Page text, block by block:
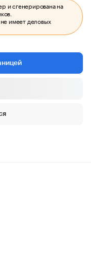
и сгенерирована на
имеет деловых